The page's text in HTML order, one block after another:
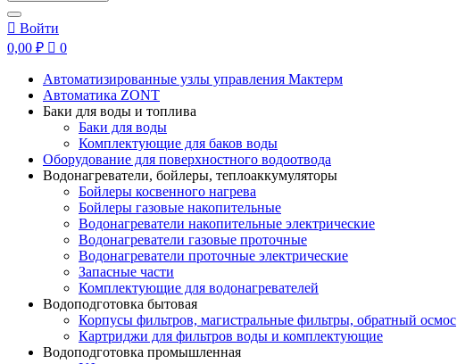
 Войти
0,00 ₽  0
Автоматизированные узлы управления Мактерм
Автоматика ZONT
Баки для воды и топлива
Баки для воды
Комплектующие для баков воды
Оборудование для поверхностного водоотвода
Водонагреватели, бойлеры, теплоаккумуляторы
Бойлеры косвенного нагрева
Бойлеры газовые накопительные
Водонагреватели накопительные электрические
Водонагреватели газовые проточные
Водонагреватели проточные электрические
Запасные части
Комплектующие для водонагревателей
Водоподготовка бытовая
Корпусы фильтров, магистральные фильтры, обратный осмос
Картриджи для фильтров воды и комплектующие
Водоподготовка промышленная